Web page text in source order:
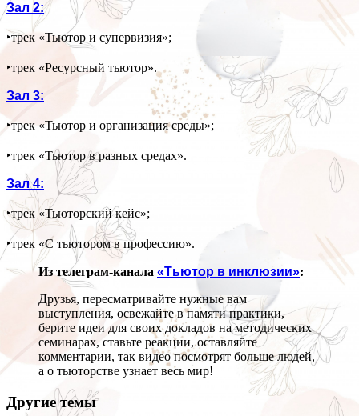
Зал 2:
‣трек «Тьютор и супервизия»;
‣трек «Ресурсный тьютор».
Зал 3:
‣трек «Тьютор и организация среды»;
‣трек «Тьютор в разных средах».
Зал 4:
‣трек «Тьюторский кейс»;
‣трек «С тьютором в профессию».
Из телеграм-канала «Тьютор в инклюзии»:
Друзья, пересматривайте нужные вам
выступления, освежайте в памяти практики,
берите идеи для своих докладов на методических
семинарах, ставьте реакции, оставляйте
комментарии, так видео посмотрят больше людей,
а о тьюторстве узнает весь мир!
Другие темы